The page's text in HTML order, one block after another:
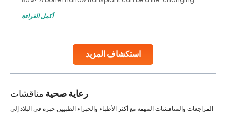
استكشاف المزيد
harm to it can lead to serious complications. However, with
أكمل القراءة
رعاية صحية مناقشات
المراجعات والمناقشات المهمة مع أكثر الأطباء والخبراء الطبيين خبرة في البلاد إلى